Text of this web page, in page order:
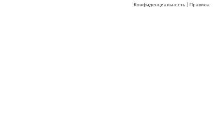
Конфиденциальность | Правила